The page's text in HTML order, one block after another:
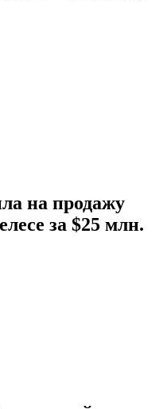
на продажу
за $25 млн.